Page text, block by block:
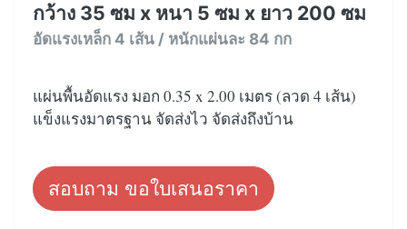
กว้าง 35 ซม x หนา 5 ซม x ยาว 200 ซม
อัดแรงเหล็ก 4 เส้น / หนักแผ่นละ 84 กก
แผ่นพื้นอัดแรง มอก 0.35 x 2.00 เมตร (ลวด 4 เส้น)
แข็งแรงมาตรฐาน จัดส่งไว จัดส่งถึงบ้าน
สอบถาม ขอใบเสนอราคา